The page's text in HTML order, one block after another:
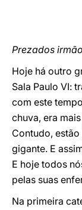
Prezados
Hoje há outro
Sala Paulo VI:
com este
chuva, era
Contudo,
gigante. E
E hoje todos
pelas suas
Na primeira